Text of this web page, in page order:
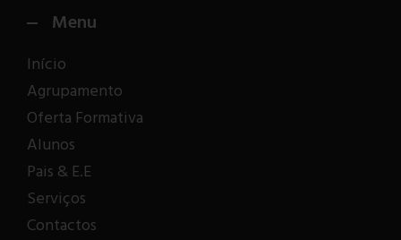
Menu
Início
Agrupamento
Oferta Formativa
Alunos
Pais & E.E
Serviços
Contactos